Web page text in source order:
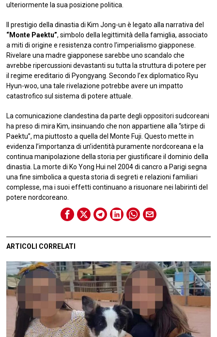
ulteriormente la sua posizione politica.
Il prestigio della dinastia di Kim Jong-un è legato alla narrativa del
“Monte Paektu”, simbolo della legittimità della famiglia, associato
a miti di origine e resistenza contro l’imperialismo giapponese.
Rivelare una madre giapponese sarebbe uno scandalo che
avrebbe ripercussioni devastanti su tutta la struttura di potere per
il regime ereditario di Pyongyang. Secondo l’ex diplomatico Ryu
Hyun-woo, una tale rivelazione potrebbe avere un impatto
catastrofico sul sistema di potere attuale.
La comunicazione clandestina da parte degli oppositori sudcoreani
ha preso di mira Kim, insinuando che non appartiene alla “stirpe di
Paektu”, ma piuttosto a quella del Monte Fuji. Questo mette in
evidenza l’importanza di un’identità puramente nordcoreana e la
continua manipolazione della storia per giustificare il dominio della
dinastia. La morte di Ko Yong Hui nel 2004 di cancro a Parigi segna
una fine simbolica a questa storia di segreti e relazioni familiari
complesse, ma i suoi effetti continuano a risuonare nei labirinti del
potere nordcoreano.
ARTICOLI CORRELATI